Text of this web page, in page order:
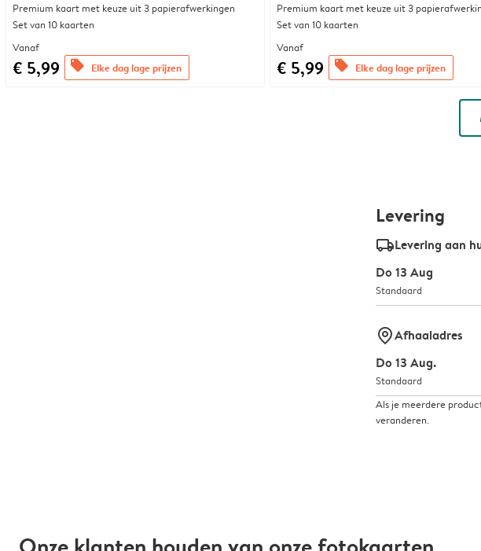
Premium kaart met keuze uit 3 papierafwerkingen
Set van 10 kaarten
Vanaf
€ 5,99 offers Elke dag lage prijzen
Premium kaart met keuze uit 3
Set van 10 kaarten
Vanaf
€ 5,99 offers Elke dag lage prijzen
Levering
delivery_standard_v2Levering aan
Do 13 Aug
Standaard
marker-pinAfhaaladres
Do 13 Aug.
Standaard
Als je meerdere
veranderen.